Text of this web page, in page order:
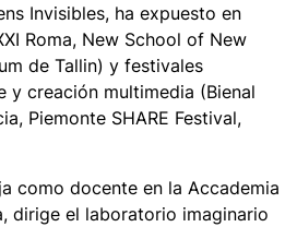
Invisibles, ha expuesto en
Roma, New School of New
de Tallin) y festivales
y creación multimedia (Bienal
Piemonte SHARE Festival,
como docente en la Accademia
dirige el laboratorio imaginario